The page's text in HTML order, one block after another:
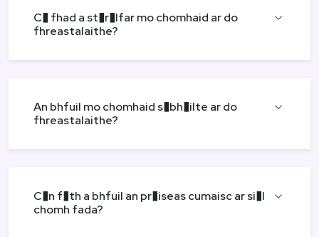
C� fhad a st�r�lfar mo chomhaid ar do
fhreastalaithe?
An bhfuil mo chomhaid s�bh�ilte ar do
fhreastalaithe?
C�n f�th a bhfuil an pr�iseas cumaisc ar si�l
chomh fada?